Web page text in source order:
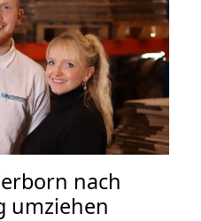
nach
umziehen